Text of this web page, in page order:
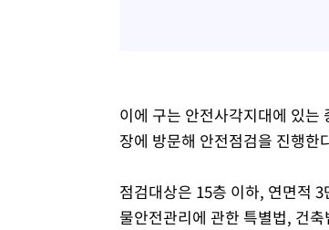
이에 구는 안전사각지대에 있는
장에 방문해 안전점검을 진행한
점검대상은 15층 이하, 연면적
물안전관리에 관한 특별법, 건